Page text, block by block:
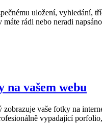
uložení, vyhledání,
máte rádi nebo neradi
na vašem webu
vaše fotky na
vypadající